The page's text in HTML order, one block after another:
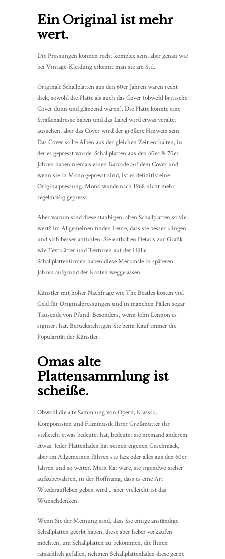
Ein Original ist mehr
wert.
Die Pressungen können recht komplex sein, aber genau wie
bei Vintage-Kleidung erkennt man sie am Stil.
Originale Schallplatten aus den 60er Jahren waren recht
dick, sowohl die Platte als auch das Cover (obwohl britische
Cover dünn und glänzend waren). Die Platte könnte eine
Straßenadresse haben und das Label wird etwas veraltet
aussehen, aber das Cover wird der größere Hinweis sein.
Das Cover sollte Alben aus der gleichen Zeit enthalten, in
der es gepresst wurde. Schallplatten aus den 60er & 70er
Jahren haben niemals einen Barcode auf dem Cover und
wenn sie in Mono gepresst sind, ist es definitiv eine
Originalpressung. Mono wurde nach 1968 nicht mehr
regelmäßig gepresst.
Aber warum sind diese staubigen, alten Schallplatten so viel
wert? Im Allgemeinen finden Leute, dass sie besser klingen
und sich besser anfühlen. Sie enthalten Details zur Grafik
wie Textblätter und Texturen auf der Hülle.
Schallplattenfirmen haben diese Merkmale in späteren
Jahren aufgrund der Kosten weggelassen.
Künstler mit hoher Nachfrage wie The Beatles kosten viel
Geld für Originalpressungen und in manchen Fällen sogar
Tausende von Pfund. Besonders, wenn John Lennon es
signiert hat. Berücksichtigen Sie beim Kauf immer die
Popularität der Künstler.
Omas alte
Plattensammlung ist
scheiße.
Obwohl die alte Sammlung von Opern, Klassik,
Komponisten und Filmmusik Ihrer Großmutter ihr
vielleicht etwas bedeutet hat, bedeutet sie niemand anderem
etwas. Jeder Plattenladen hat seinen eigenen Geschmack,
aber im Allgemeinen führen sie Jazz oder alles aus den 60er
Jahren und so weiter. Mein Rat wäre, sie irgendwo sicher
aufzubewahren, in der Hoffnung, dass es eine Art
Wiederaufleben geben wird... aber vielleicht ist das
Wunschdenken.
Wenn Sie der Meinung sind, dass Sie einige anständige
Schallplatten geerbt haben, diese aber lieber verkaufen
möchten, um Schallplatten zu bekommen, die Ihnen
tatsächlich gefallen, nehmen Schallplattenläden diese gerne